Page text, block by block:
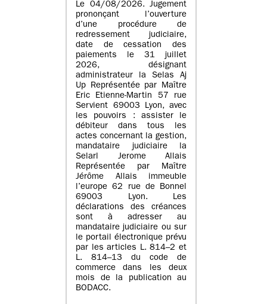
Le 04/08/2026. Jugement
prononçant l’ouverture
d’une procédure de
redressement judiciaire,
date de cessation des
paiements le 31 juillet
2026, désignant
administrateur la Selas Aj
Up Représentée par Maître
Eric Etienne-Martin 57 rue
Servient 69003 Lyon, avec
les pouvoirs : assister le
débiteur dans tous les
actes concernant la gestion,
mandataire judiciaire la
Selarl Jerome Allais
Représentée par Maître
Jérôme Allais immeuble
l’europe 62 rue de Bonnel
69003 Lyon. Les
déclarations des créances
sont à adresser au
mandataire judiciaire ou sur
le portail électronique prévu
par les articles L. 814–2 et
L. 814–13 du code de
commerce dans les deux
mois de la publication au
BODACC.